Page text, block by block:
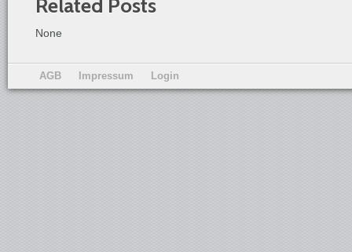
Related Posts
None
AGB Impressum Login